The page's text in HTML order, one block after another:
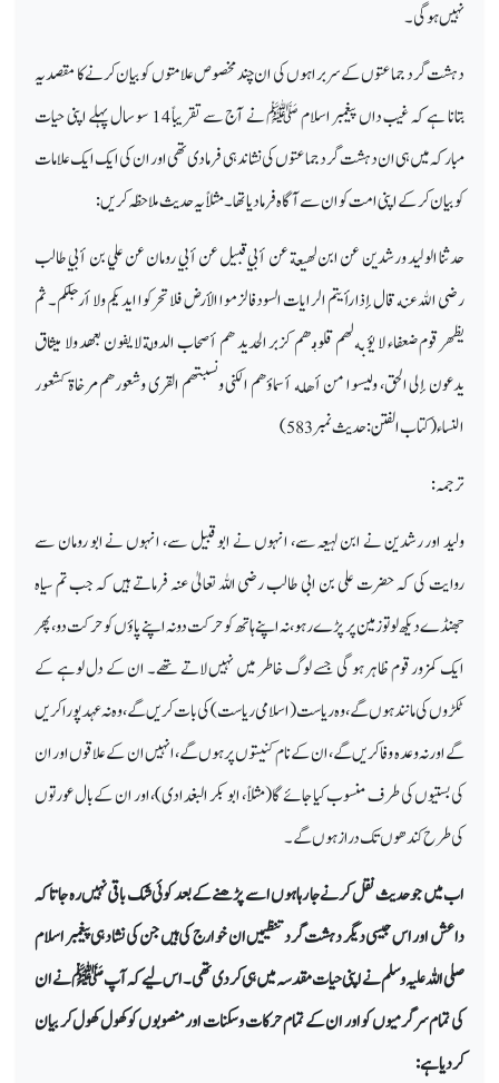
نہیں ہوگی۔
دہشت گرد جماعتوں کے سربراہوں کی ان چند مخصوص علامتوں کو بیان کرنے کا مقصد یہ
بتانا ہے کہ غیب داں پیغمبر اسلام ﷺ نے آج سے تقریباً 14 سو سال پہلے اپنی حیات
مبارکہ میں ہی ان دہشت گرد جماعتوں کی نشاندہی فرمادی تھی اور ان کی ایک ایک علامات
کو بیان کر کے اپنی امت کو ان سے آگاہ فرما دیا تھا۔ مثلاً یہ حدیث ملاحظہ کریں:
حدثنا الوليد ورشدين عن ابن لهيعة عن أبي قبيل عن أبي رومان عن علي بن أبي طالب
رضى الله عنه قال إذا رأيتم الرايات السود فالزموا الأرض فلا تحركوا ايديكم ولا أرجلكم۔ ثم
يظهر قوم ضعفاء لا يؤبه لهم قلوﺑھم كزبر الحديد هم أصحاب الدولة لا يفون بعهد ولا ميثاق
يدعون إلى الحق، وليسوا من أهله أسماؤهم الكنى ونسبتهم القرى وشعورهم مرخاة كشعور
النساء(کتاب الفتن:حدیث نمبر583)
ترجمہ:
ولید اور رشدین نے ابن لہیعہ سے، انہوں نے ابو قبیل سے، انہوں نے ابو رومان سے
روایت کی کہ حضرت علی بن ابی طالب رضی اللہ تعالیٰ عنہ فرماتے ہیں کہ جب تم سیاہ
جھنڈے دیکھ لو تو زمین پر پڑے رہو، نہ اپنے ہاتھ کو حرکت دو نہ اپنے پاؤں کو حرکت دو، پھر
ایک کمزور قوم ظاہر ہو گی جسے لوگ خاطر میں نہیں لاتے تھے۔ ان کے دل لوہے کے
ٹکڑوں کی مانند ہوں گے، وہ ریاست (اسلامی ریاست) کی بات کریں گے، وہ نہ عہد پورا کریں
گے اور نہ وعدہ وفا کریں گے، ان کے نام کنیتوں پر ہوں گے، انہیں ان کے علاقوں اور ان
کی بستیوں کی طرف منسوب کیا جائے گا (مثلاً، ابو بکر البغدادی)، اور ان کے بال عورتوں
کی طرح کندھوں تک دراز ہوں گے۔
اب میں جو حدیث نقل کرنے جا رہا ہوں اسے پڑھنے کے بعد کوئی شک باقی نہیں رہ جاتا کہ
داعش اور اس جیسی دیگر دہشت گرد تنظیمیں ان خوارج کی ہیں جن کی نشادہی پیغمبر اسلام
صلی اللہ علیہ وسلم نے اپنی حیات مقدسہ میں ہی کر دی تھی۔ اس لیے کہ آپ ﷺ نے ان
کی تمام سرگرمیوں کو اور ان کے تمام حرکات و سکنات اور منصوبوں کو کھول کھول کر بیان
کر دیا ہے: